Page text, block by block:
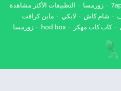
زورمسا
التطبيقات الأكثر مشاهدة
شام كاش لايكي
ماين كرافت
كاب كات مهكر hod box زورمسا